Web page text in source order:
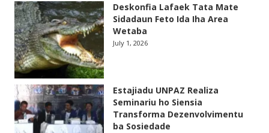
Deskonfia Lafaek Tata Mate
Sidadaun Feto Ida Iha Area
Wetaba
July 1, 2026
Estajiadu UNPAZ Realiza
Seminariu ho Siensia
Transforma Dezenvolvimentu
ba Sosiedade